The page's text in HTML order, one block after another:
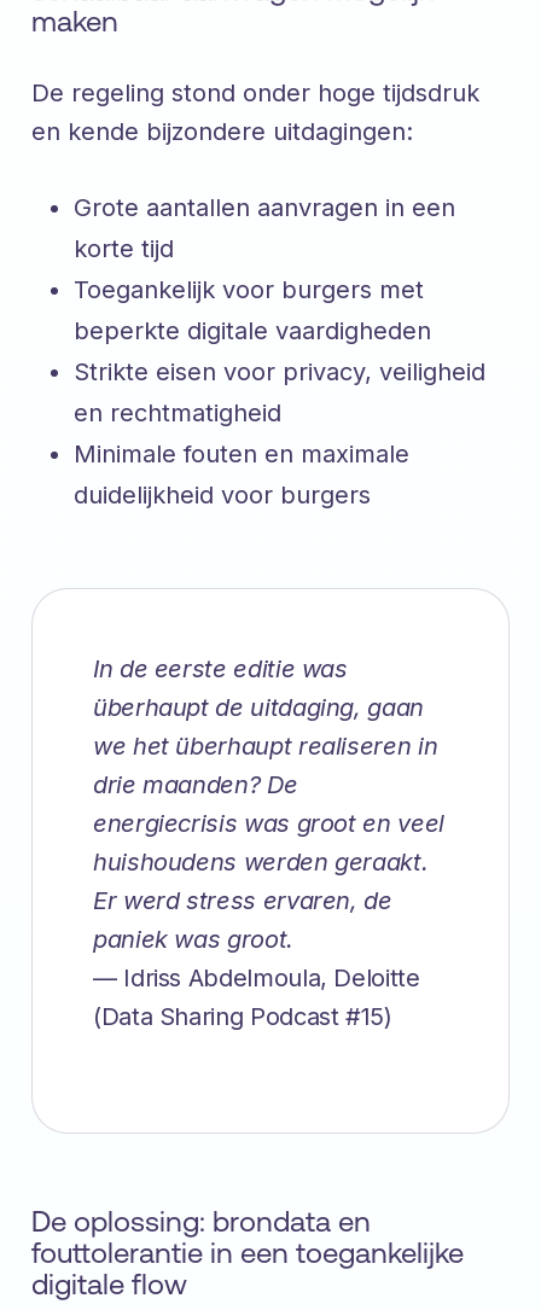
maken
De regeling stond onder hoge tijdsdruk
en kende bijzondere uitdagingen:
Grote aantallen aanvragen in een
korte tijd
Toegankelijk voor burgers met
beperkte digitale vaardigheden
Strikte eisen voor privacy, veiligheid
en rechtmatigheid
Minimale fouten en maximale
duidelijkheid voor burgers
In de eerste editie was
überhaupt de uitdaging, gaan
we het überhaupt realiseren in
drie maanden? De
energiecrisis was groot en veel
huishoudens werden geraakt.
Er werd stress ervaren, de
paniek was groot.
— Idriss Abdelmoula, Deloitte
(Data Sharing Podcast #15)
De oplossing: brondata en
fouttolerantie in een toegankelijke
digitale flow